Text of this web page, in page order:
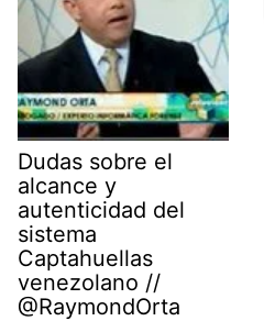
Dudas sobre el
alcance y
autenticidad del
sistema
Captahuellas
venezolano //
@RaymondOrta